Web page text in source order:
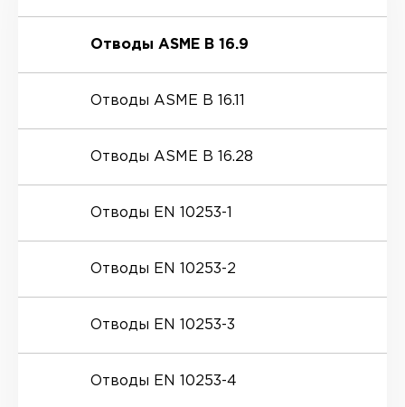
Отводы ASME B 16.9
Отводы ASME B 16.11
Отводы ASME B 16.28
Отводы EN 10253-1
Отводы EN 10253-2
Отводы EN 10253-3
Отводы EN 10253-4